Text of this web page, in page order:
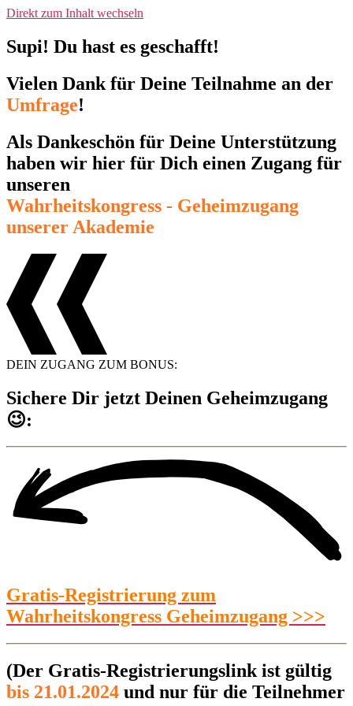
Direkt zum Inhalt wechseln
Supi! Du hast es geschafft!
Vielen Dank für Deine Teilnahme an der
Umfrage!
Als Dankeschön für Deine Unterstützung
haben wir hier für Dich einen Zugang für
unseren
Wahrheitskongress - Geheimzugang
unserer Akademie
DEIN ZUGANG ZUM BONUS:
Sichere Dir jetzt Deinen Geheimzugang
😉:
Gratis-Registrierung zum
Wahrheitskongress Geheimzugang >>>
(Der Gratis-Registrierungslink ist gültig
bis 21.01.2024 und nur für die Teilnehmer